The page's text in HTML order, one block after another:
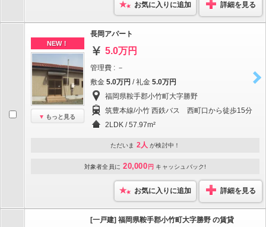
お気に入りに追加 詳細を見る
NEW！
もっと見る
長岡アパート
5.0万円
管理費 : －
敷金 5.0万円 / 礼金 5.0万円
福岡県鞍手郡小竹町大字勝野
筑豊本線/小竹 西鉄バス 西町口から徒歩15分
2LDK / 57.97m²
ただいま 2人 が検討中！
対象者全員に 20,000 円 キャッシュバック!
お気に入りに追加 詳細を見る
[一戸建] 福岡県鞍手郡小竹町大字勝野 の賃貸